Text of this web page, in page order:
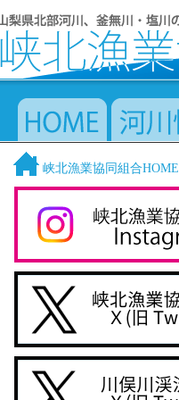
峡北漁業協同組合HOME